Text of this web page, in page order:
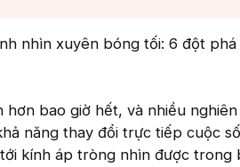
nhìn xuyên bóng tối: 6 đột
hơn bao giờ hết, và nhiều
năng thay đổi trực tiếp cuộc
kính áp tròng nhìn được trong